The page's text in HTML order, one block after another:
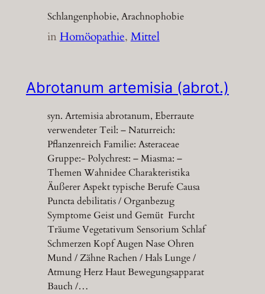
Schlangenphobie, Arachnophobie
inHomöopathie, Mittel
Abrotanum artemisia (abrot.)
syn. Artemisia abrotanum, Eberraute
verwendeter Teil: – Naturreich:
Pflanzenreich Familie: Asteraceae
Gruppe:- Polychrest: – Miasma: –
Themen Wahnidee Charakteristika
Äußerer Aspekt typische Berufe Causa
Puncta debilitatis / Organbezug
Symptome Geist und Gemüt Furcht
Träume Vegetativum Sensorium Schlaf
Schmerzen Kopf Augen Nase Ohren
Mund / Zähne Rachen / Hals Lunge /
Atmung Herz Haut Bewegungsapparat
Bauch /…